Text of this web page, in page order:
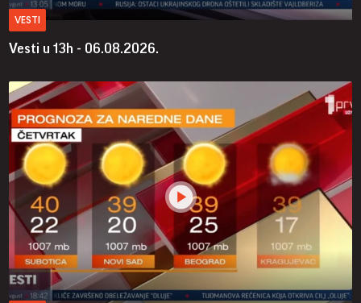
VESTI
Vesti u 13h - 06.08.2026.